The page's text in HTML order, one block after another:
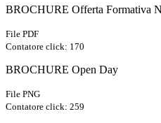
BROCHURE Offerta Formativa
File PDF
Contatore click: 170
BROCHURE Open Day
File PNG
Contatore click: 259